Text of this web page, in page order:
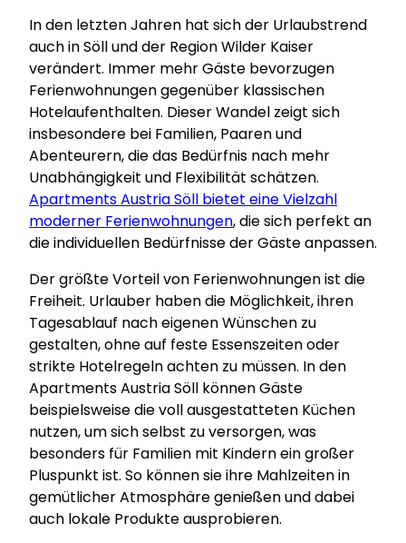
In den letzten Jahren hat sich der Urlaubstrend
auch in Söll und der Region Wilder Kaiser
verändert. Immer mehr Gäste bevorzugen
Ferienwohnungen gegenüber klassischen
Hotelaufenthalten. Dieser Wandel zeigt sich
insbesondere bei Familien, Paaren und
Abenteurern, die das Bedürfnis nach mehr
Unabhängigkeit und Flexibilität schätzen.
Apartments Austria Söll bietet eine Vielzahl
moderner Ferienwohnungen, die sich perfekt an
die individuellen Bedürfnisse der Gäste anpassen.
Der größte Vorteil von Ferienwohnungen ist die
Freiheit. Urlauber haben die Möglichkeit, ihren
Tagesablauf nach eigenen Wünschen zu
gestalten, ohne auf feste Essenszeiten oder
strikte Hotelregeln achten zu müssen. In den
Apartments Austria Söll können Gäste
beispielsweise die voll ausgestatteten Küchen
nutzen, um sich selbst zu versorgen, was
besonders für Familien mit Kindern ein großer
Pluspunkt ist. So können sie ihre Mahlzeiten in
gemütlicher Atmosphäre genießen und dabei
auch lokale Produkte ausprobieren.